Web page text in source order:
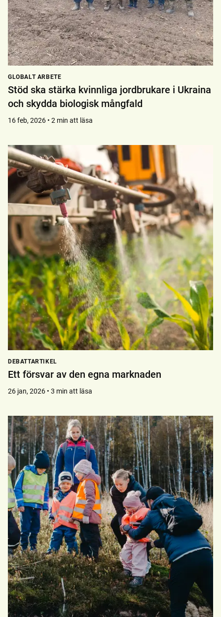
GLOBALT ARBETE
Stöd ska stärka kvinnliga jordbrukare i Ukraina
och skydda biologisk mångfald
16 feb, 2026 • 2 min att läsa
DEBATTARTIKEL
Ett försvar av den egna marknaden
26 jan, 2026 • 3 min att läsa